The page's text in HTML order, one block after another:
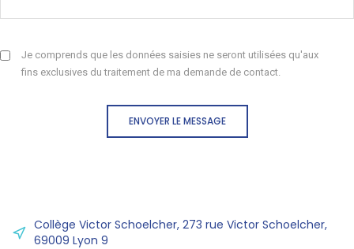
Je comprends que les données saisies ne seront utilisées qu'aux
fins exclusives du traitement de ma demande de contact.
ENVOYER LE MESSAGE
Collège Victor Schoelcher, 273 rue Victor Schoelcher,
69009 Lyon 9